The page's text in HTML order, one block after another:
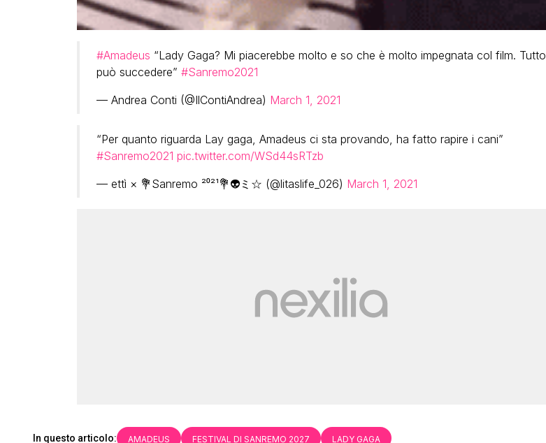
#Amadeus “Lady Gaga? Mi piacerebbe molto e so che è molto impegnata col film. Tutto
può succedere” #Sanremo2021
— Andrea Conti (@IlContiAndrea) March 1, 2021
“Per quanto riguarda Lay gaga, Amadeus ci sta provando, ha fatto rapire i cani”
#Sanremo2021 pic.twitter.com/WSd44sRTzb
— ettì × 💐Sanremo ²⁰²¹💐👽ミ☆ (@litaslife_026) March 1, 2021
In questo articolo: AMADEUS FESTIVAL DI SANREMO 2027 LADY GAGA